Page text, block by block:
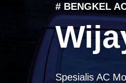
# BENGKEL
Spesialis AC